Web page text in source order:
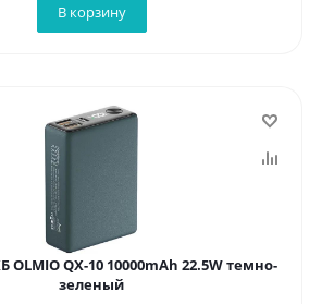
В корзину
QX-10 10000mAh 22.5W темно-
зеленый